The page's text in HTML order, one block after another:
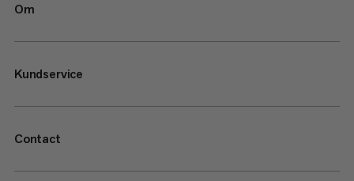
Om
Kundservice
Contact